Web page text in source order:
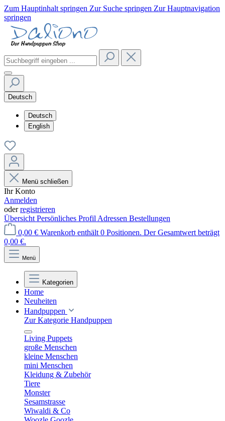
Zum Hauptinhalt springen Zur Suche springen Zur Hauptnavigation
springen
Deutsch
Deutsch
English
Menü schließen
Ihr Konto
Anmelden
oderregistrieren
Übersicht Persönliches Profil Adressen Bestellungen
0,00 € Warenkorb enthält 0 Positionen. Der Gesamtwert beträgt
0,00 €.
Menü
Kategorien
Home
Neuheiten
Handpuppen
Zur Kategorie Handpuppen
Living Puppets
große Menschen
kleine Menschen
mini Menschen
Kleidung & Zubehör
Tiere
Monster
Sesamstrasse
Wiwaldi & Co